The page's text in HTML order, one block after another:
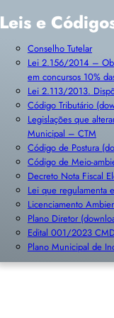
Leis e
Conselho Tutelar
Lei 2.156/2014 –
em concursos 10%
Lei 2.113/2013.
Código Tributário
Legislações que
Municipal – CTM
Código de Postura
Código de Meio-
Decreto Nota Fiscal
Lei que regulamenta
Licenciamento
Plano Diretor
Edital 001/2023
Plano Municipal de